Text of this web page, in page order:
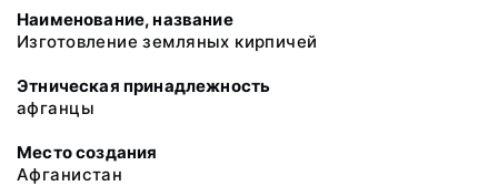
Наименование, название
Изготовление земляных кирпичей
Этническая принадлежность
афганцы
Место создания
Афганистан